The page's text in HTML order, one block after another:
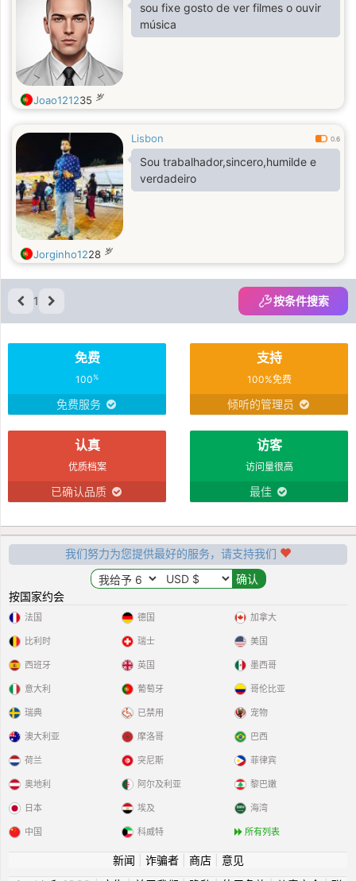
sou fixe gosto de ver filmes o ouvir
música
Joao121235 岁
Lisbon 0.6
Sou trabalhador,sincero,humilde e
verdadeiro
Jorginho1228 岁
1 按条件搜索
免费
100%
免费服务
支持
100%免费
倾听的管理员
认真
优质档案
已确认品质
访客
访问量很高
最佳
我们努力为您提供最好的服务，请支持我们
按国家约会
法国
比利时
西班牙
意大利
瑞典
德国
瑞士
英国
葡萄牙
已禁用
加拿大
美国
墨西哥
哥伦比亚
宠物
澳大利亚
荷兰
奥地利
日本
中国
摩洛哥
突尼斯
阿尔及利亚
埃及
科威特
巴西
菲律宾
黎巴嫩
海湾
所有列表
新闻 诈骗者| 商店| 意见